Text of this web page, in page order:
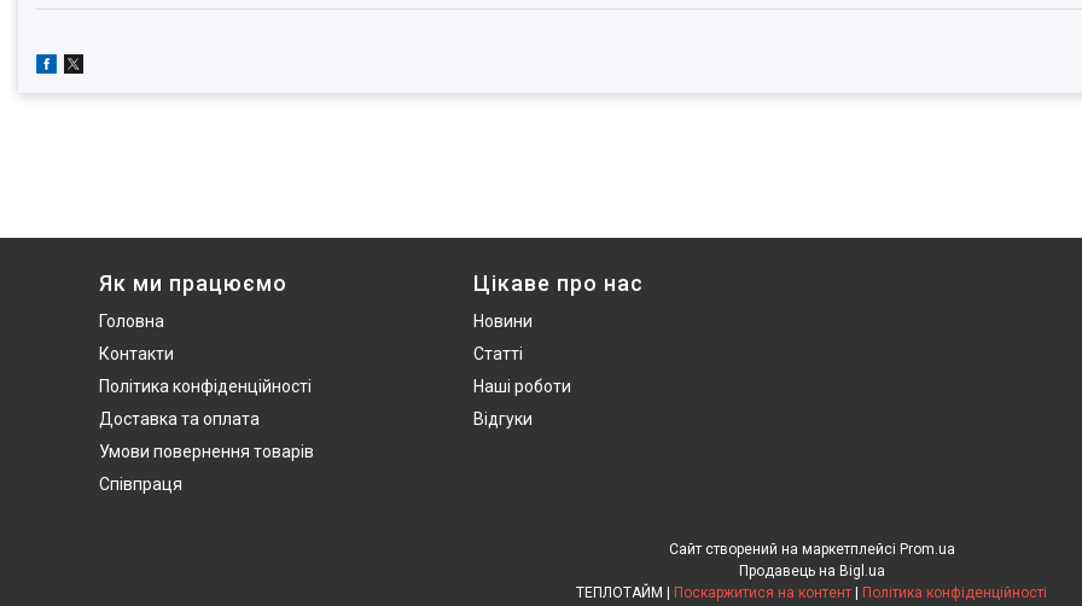
Як ми працюємо
Головна
Контакти
Політика конфіденційності
Доставка та оплата
Умови повернення товарів
Співпраця
Цікаве про нас
Новини
Статті
Наші роботи
Відгуки
Сайт створений на маркетплейсі Prom.ua
Продавець на Bigl.ua
Поскаржитися на контент Політика конфіденційності